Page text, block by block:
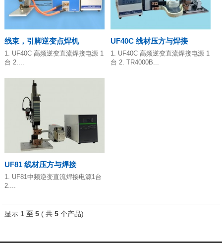
线束，引脚逆变点焊机
1. UF40C 高频逆变直流焊接电源 1
台 2....
UF40C 线材压方与焊接
1. UF40C 高频逆变直流焊接电源 1
台 2. TR4000B...
UF81 线材压方与焊接
1. UF81中频逆变直流焊接电源1台
2....
显示 1 至 5( 共 5个产品)